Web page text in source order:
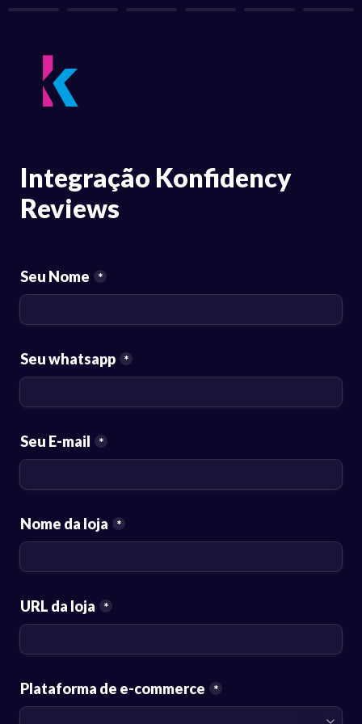
Integração Konfidency
Reviews
Seu Nome *
Seu whatsapp *
Seu E-mail *
Nome da loja *
URL da loja *
Plataforma de e-commerce *